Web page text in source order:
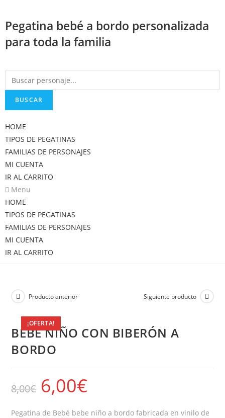
contenido
Pegatina bebé a bordo personalizada
para toda la familia
BUSCAR
HOME
TIPOS DE PEGATINAS
FAMILIAS DE PERSONAJES
MI CUENTA
IR AL CARRITO
Menu
HOME
TIPOS DE PEGATINAS
FAMILIAS DE PERSONAJES
MI CUENTA
IR AL CARRITO
¡OFERTA!
Producto anterior Siguiente producto
BEBE NIÑO CON BIBERÓN A
BORDO
8,00€ 6,00€
Pegatina de Bebé bebe niño a bordo fabricada en vinilo de